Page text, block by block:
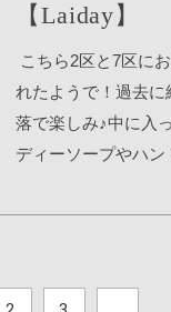
利なマップはこち
す。エヌアセット
有益な生活情報を発
で！！美味しい！
っては溶けて袋に
♪ あとこちらのクッ
いクッキーがお好き
リーマアムがお好き
ちらはお値段もそ
品を1度試してみる
ンにしました。そ
で30缶！1缶あたり
てオーダーして30
れて到着！じゃー
いからなんだかいい
【Laiday】
こちら2区と7区に
れたようで！過去
落で楽しみ♪中に入
ディーソープやハ
すがボトル1本2万